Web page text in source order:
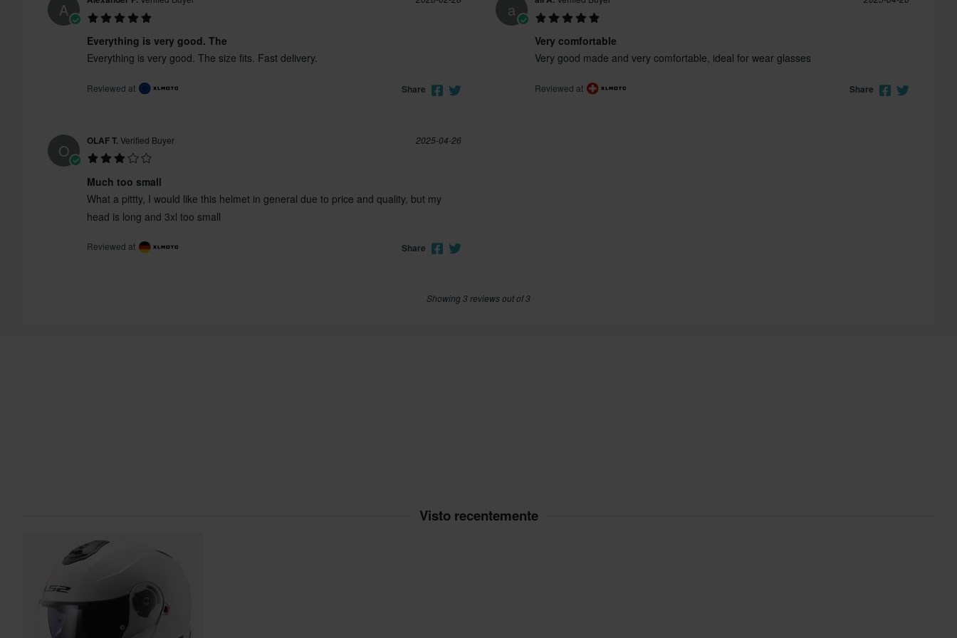
Standard di
certificazione
A
Everything is very good. The
Everything is very good. The size fits. Fast delivery.
Reviewed at Share
a
Very comfortable
Very good made and very comfortable, ideal for wear glasses
Reviewed at Share
O OLAF T.Verified Buyer 2025-04-26
Much too small
What a pittty, I would like this helmet in general due to price and quality, but my
head is long and 3xl too small
Reviewed at Share
Showing 3 reviews out of 3
Visto recentemente